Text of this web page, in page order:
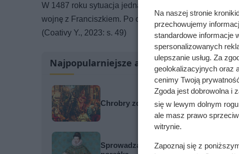
W 1487 roku sytuacja jednak się zmieniła. Król Francji
wojnę z Franciszkiem. Po czterech latach walk książę
(Coativy Y., 2023: s. 49)
Najpopularniejsze artykuły
Chrobry zdobył Kijów, ale legenda o
Sprowadzał prostytutki na Wawel,
Na naszej stronie
przechowujemy
standardowe informacje
spersonalizowanych
ulepszanie usług. Za
geolokalizacyjnych oraz
cenimy Twoją
Zgoda jest dobrowolna i
się w lewym dolnym
ale masz prawo
witrynie.
Zapoznaj się z